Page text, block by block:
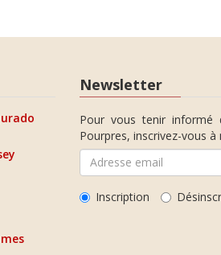
Newsletter
Pour vous tenir informé
Pourpres, inscrivez-vous
Inscription